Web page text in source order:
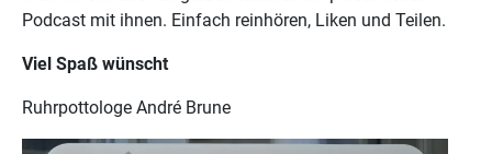
Podcast mit ihnen. Einfach reinhören, Liken und Teilen.
Viel Spaß wünscht
Ruhrpottologe André Brune